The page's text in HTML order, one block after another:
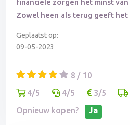
financiële zorgen het minst
Zowel heen als terug geeft
Geplaatst op:
09-05-2023
8 / 10
4/5
4/5 3/5
Opnieuw kopen?
Ja